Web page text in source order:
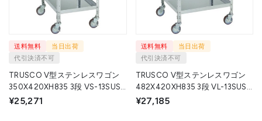
送料無料
当日出荷
代引決済不可
TRUSCO V型ステンレスワゴン
350X420XH835 3段 VS-13SUS 1
台 ▼352-5287
¥25,271
送料無料
当日出荷
代引決済不可
TRUSCO V型ステンレスワゴン
482X420XH835 3段 VL-13SUS 1
台 ▼352-5376
¥27,185